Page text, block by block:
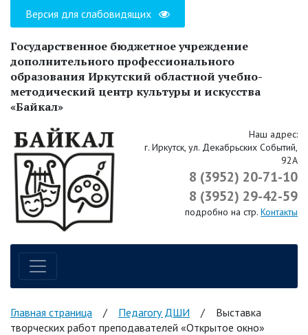
Версия для слабовидящих
Государственное бюджетное учреждение
дополнительного профессионального
образования Иркутский областной учебно-
методический центр культуры и искусства
«Байкал»
Наш адрес:
г. Иркутск, ул. Декабрьских Событий,
92А
8 (3952) 20-71-10
8 (3952) 29-42-59
подробно на стр. Контакты
Навигация по сайту
Главная страница / Педагогу ДШИ /
Выставка
творческих работ преподавателей «Открытое окно»